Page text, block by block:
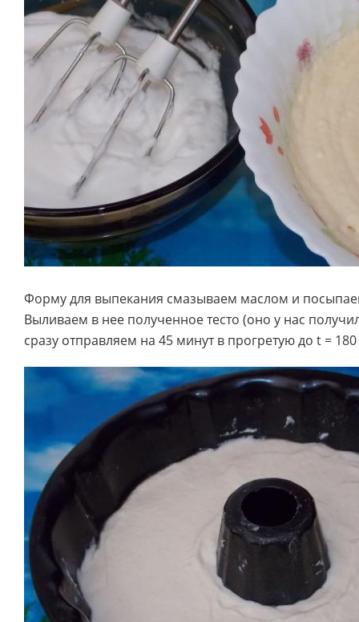
Форму для выпекания смазываем маслом и
Выливаем в нее полученное тесто (оно у нас
сразу отправляем на 45 минут в прогретую до t = 180